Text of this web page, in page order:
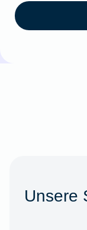
Unsere